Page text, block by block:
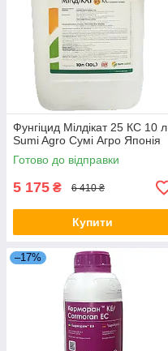
Фунгіцид Мілдікат 25 КС 10 л
Sumi Agro Сумі Агро Японія
Готово до відправки
5 175 ₴ 6 410 ₴
Купити
–17%